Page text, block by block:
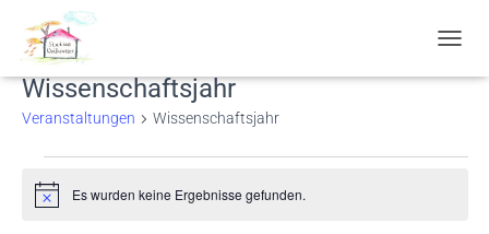
Wissenschaftsjahr
Veranstaltungen Wissenschaftsjahr
Veranstaltungen
HinweisEs wurden keine Ergebnisse gefunden.